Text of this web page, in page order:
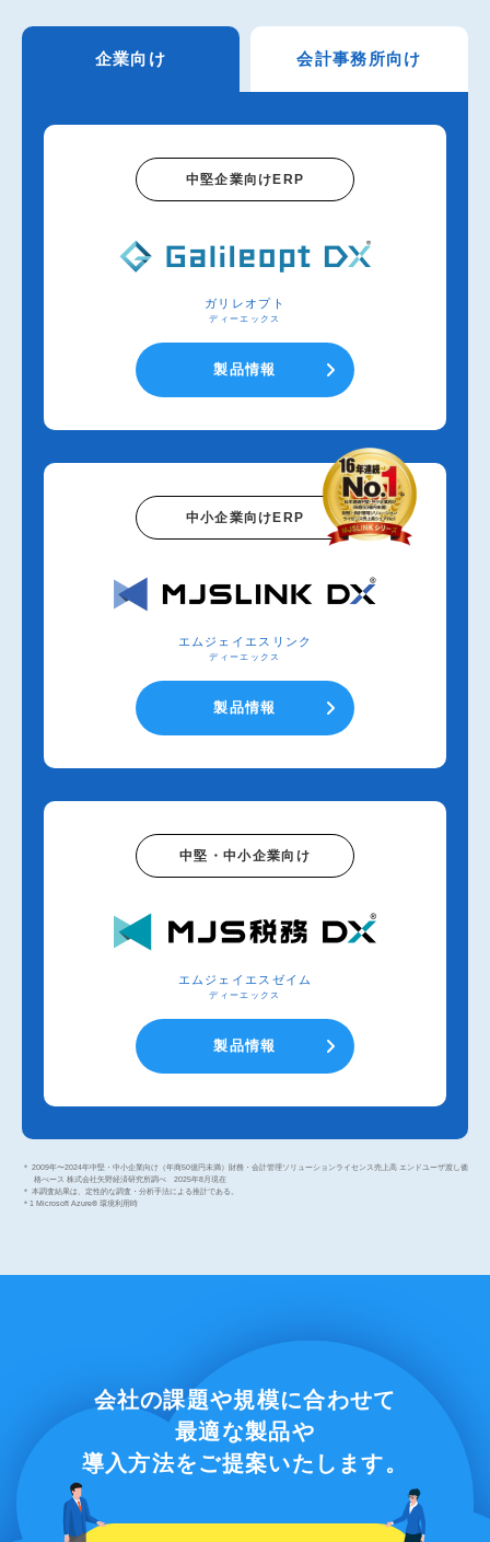
企業向け 会計事務所向け
中堅企業向けERP
ガリレオプト
ディーエックス
製品情報
中小企業向けERP
エムジェイエスリンク
ディーエックス
製品情報
中堅・中小企業向け
エムジェイエスゼイム
ディーエックス
製品情報
＊ 2009年〜2024年中堅・中小企業向け（年商50億円未満）財務・会計管理ソリューションライセンス売上高 エンドユーザ渡し価
格べース 株式会社矢野経済研究所調べ 2025年8月現在
＊ 本調査結果は、定性的な調査・分析手法による推計である。
＊1 Microsoft Azure® 環境利用時
会社の課題や規模に合わせて
最適な製品や
導入方法をご提案いたします。